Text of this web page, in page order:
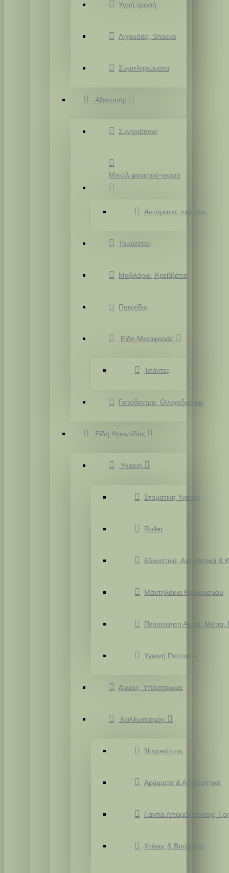
Υγρή τροφή
Λιχουδιές, Snacks
Συμπληρώματα
Αξεσουάρ
Συντριβάνια
Μπώλ φαγητού-νερού
Αυτόματες ταίστρες
Τουαλέτες
Μαξιλάρια, Κρεββάτια
Παιχνίδια
Είδη Μεταφοράς
Τσάντες
Γατόδεντρα, Ονυχοδρόμια
Είδη Φροντίδας
Υγιεινή
Στοματική Υγιεινή
Roller
Ελκυστικά, Απωθητικά &
Μαντηλάκια Καθαρισμού
Περιποίηση Αυτιά,
Υγιεινή Πεπτικού
Άμμος, Υπόστρωμα
Καλλωπισμός
Νυχοκόπτες
Αρώματα & Αποσμητικά
Γάντια Απομάκρυνσης
Χτένες & Βούρτσες